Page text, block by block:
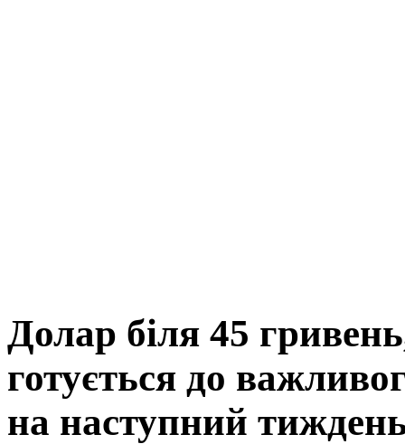
Долар біля 45
готується до
на наступний